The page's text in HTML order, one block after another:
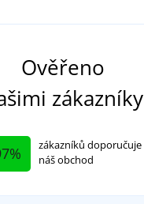
Ověřeno
zákazníky
zákazníků doporučuje
náš obchod